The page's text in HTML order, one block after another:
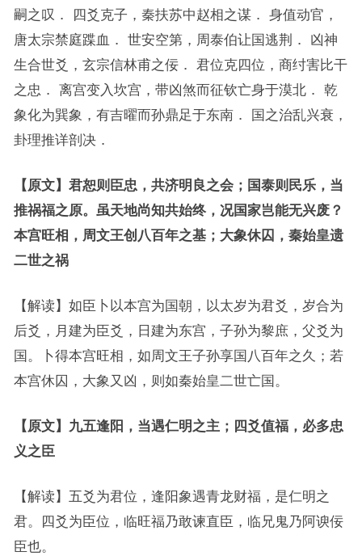
嗣之叹． 四爻克子，秦扶苏中赵相之谋． 身值动官，
唐太宗禁庭蹀血． 世安空第，周泰伯让国逃荆． 凶神
生合世爻，玄宗信林甫之佞． 君位克四位，商纣害比干
之忠． 离宫变入坎宫，带凶煞而征钦亡身于漠北． 乾
象化为巽象，有吉曜而孙鼎足于东南． 国之治乱兴衰，
卦理推详剖决．
【原文】君恕则臣忠，共济明良之会；国泰则民乐，当
推祸福之原。虽天地尚知共始终，况国家岂能无兴废？
本宫旺相，周文王创八百年之基；大象休囚，秦始皇遗
二世之祸
【解读】如臣卜以本宫为国朝，以太岁为君爻，岁合为
后爻，月建为臣爻，日建为东宫，子孙为黎庶，父爻为
国。卜得本宫旺相，如周文王子孙享国八百年之久；若
本宫休囚，大象又凶，则如秦始皇二世亡国。
【原文】九五逢阳，当遇仁明之主；四爻值福，必多忠
义之臣
【解读】五爻为君位，逢阳象遇青龙财福，是仁明之
君。四爻为臣位，临旺福乃敢谏直臣，临兄鬼乃阿谀佞
臣也。